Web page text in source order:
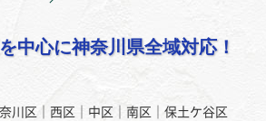
中心に神奈川県全域対応！
川区｜西区｜中区｜南区｜保土ケ谷区